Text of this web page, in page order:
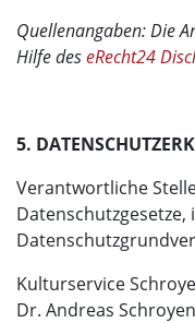
Quellenangaben: Die
Hilfe deseRecht24
5.
Verantwortliche
Kulturservice
Dr. Andreas Schroyen